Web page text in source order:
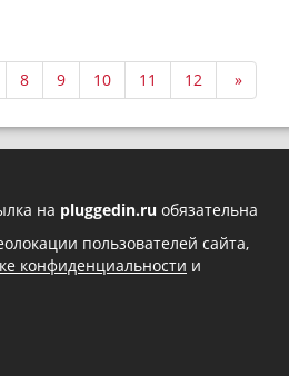
8 9 10 11 12 »
на pluggedin.ru обязательна
пользователей сайта,
конфиденциальности и